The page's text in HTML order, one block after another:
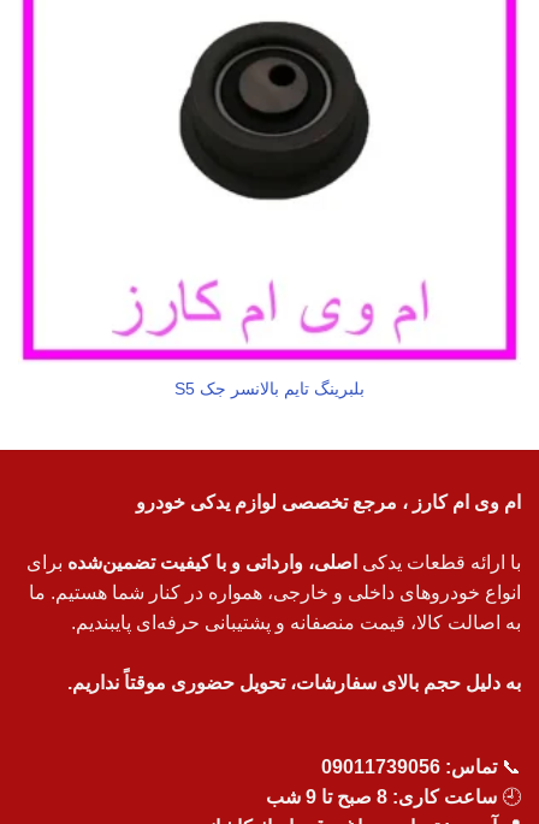
بلبرینگ تایم بالانسر جک S5
ام وی ام کارز ، مرجع تخصصی لوازم یدکی خودرو
با ارائه قطعات یدکی اصلی، وارداتی و با کیفیت تضمین‌شده برای
انواع خودروهای داخلی و خارجی، همواره در کنار شما هستیم. ما
به اصالت کالا، قیمت منصفانه و پشتیبانی حرفه‌ای پایبندیم.
به دلیل حجم بالای سفارشات، تحویل حضوری موقتاً نداریم.
📞تماس: 09011739056
🕘 ساعت کاری: 8 صبح تا 9 شب